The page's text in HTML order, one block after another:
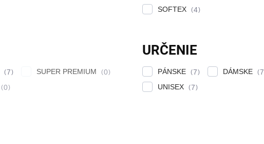
SOFTEX
4
7 SUPER PREMIUM
0
0
URČENIE
PÁNSKE 7 DÁMSKE
7
UNISEX
7